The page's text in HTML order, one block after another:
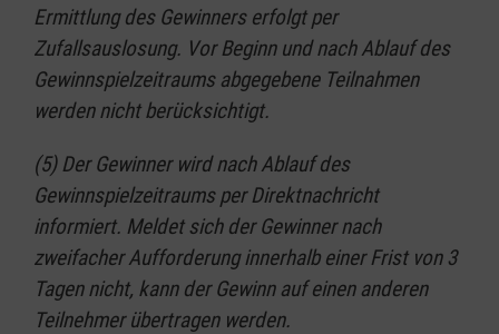
Ermittlung des Gewinners erfolgt per
Zufallsauslosung. Vor Beginn und nach Ablauf des
Gewinnspielzeitraums abgegebene Teilnahmen
werden nicht berücksichtigt.
(5) Der Gewinner wird nach Ablauf des
Gewinnspielzeitraums per Direktnachricht
informiert. Meldet sich der Gewinner nach
zweifacher Aufforderung innerhalb einer Frist von 3
Tagen nicht, kann der Gewinn auf einen anderen
Teilnehmer übertragen werden.